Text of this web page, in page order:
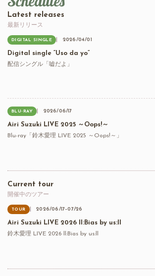
Latest releases
最新リリース
DIGITAL SINGLE 2026/04/01
Digital single “Uso da yo”
配信シングル「嘘だよ」
BLU-RAY 2026/06/17
Airi Suzuki LIVE 2025 ～Oops!～
Blu-ray「鈴木愛理 LIVE 2025 ～Oops!～」
Current tour
開催中のツアー
TOUR 2026/06/17–07/26
Airi Suzuki LIVE 2026 ll:Bias by us:ll
鈴木愛理 LIVE 2026 ll:Bias by us:ll